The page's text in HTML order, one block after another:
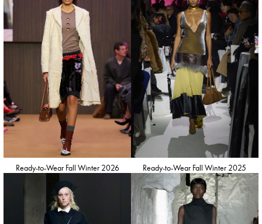
Ready-to-Wear Fall Winter 2026 Ready-to-Wear Fall Winter 2025